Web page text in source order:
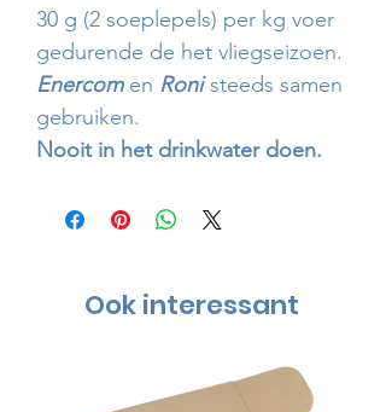
30 g (2 soeplepels) per kg voer
gedurende de het vliegseizoen.
Enercomen Ronisteeds samen
gebruiken.
Nooit in het drinkwater doen.
Ook interessant